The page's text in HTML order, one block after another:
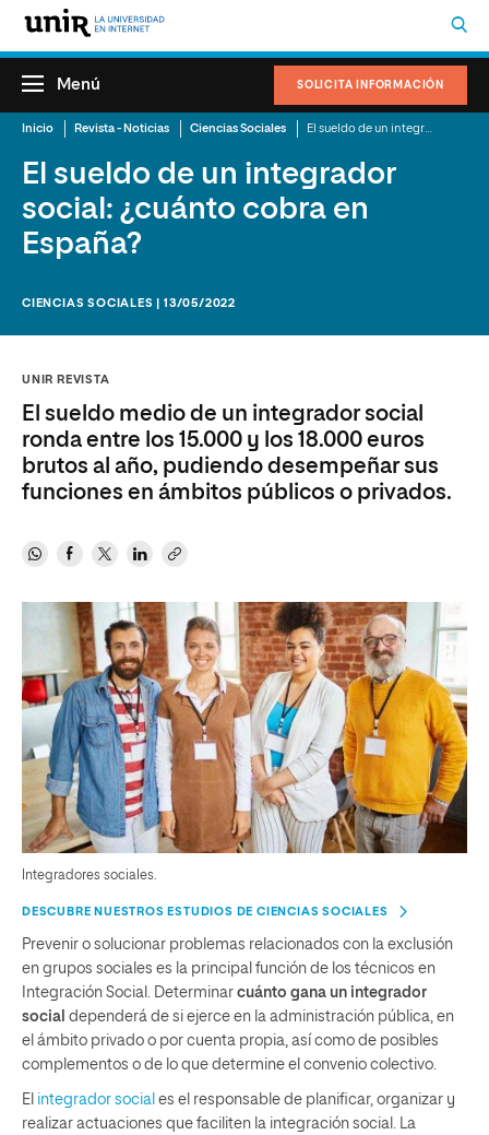
SOLICITA INFORMACIÓN
Menú
Inicio Revista - Noticias Ciencias Sociales
El sueldo de un integrador
social: ¿cuánto cobra en
España?
CIENCIAS SOCIALES | 13/05/2022
UNIR REVISTA
El sueldo medio de un integrador social
ronda entre los 15.000 y los 18.000 euros
brutos al año, pudiendo desempeñar sus
funciones en ámbitos públicos o privados.
Integradores sociales.
DESCUBRE NUESTROS ESTUDIOS DE CIENCIAS SOCIALES
Prevenir o solucionar problemas relacionados con la exclusión
en grupos sociales es la principal función de los técnicos en
Integración Social. Determinar cuánto gana un integrador
social dependerá de si ejerce en la administración pública, en
el ámbito privado o por cuenta propia, así como de posibles
complementos o de lo que determine el convenio colectivo.
El integrador social es el responsable de planificar, organizar y
realizar actuaciones que faciliten la integración social. La